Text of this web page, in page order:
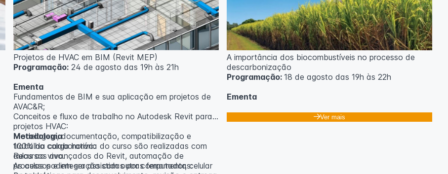
Projetos de HVAC em BIM (Revit MEP)
Programação:24 de agosto das 19h às 21h
Ementa
Fundamentos de BIM e sua aplicação em projetos de
AVAC&R;
Conceitos e fluxo de trabalho no Autodesk Revit para
projetos HVAC:
Modelagem, documentação, compatibilização e
trabalho colaborativo:
Recursos avançados do Revit, automação de
processos e integração com outras ferramentas:
Metodologia
100% da carga horária do curso são realizadas com
aulas ao vivo.
As aulas podem ser assistidas por computador, celular
A importância dos biocombustíveis no processo de
descarbonização
Programação: 18 de agosto das 19h às 22h
Ementa
Classificação dos biocombustíveis. Culturas para
Ver mais